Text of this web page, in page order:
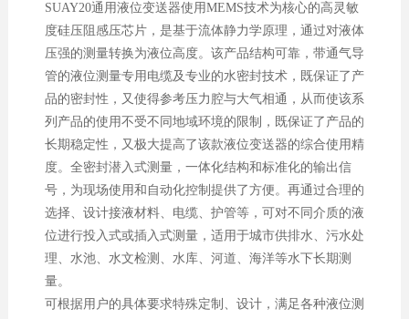
SUAY20通用液位变送器使用MEMS技术为核心的高灵敏
度硅压阻感压芯片，是基于流体静力学原理，通过对液体
压强的测量转换为液位高度。该产品结构可靠，带通气导
管的液位测量专用电缆及专业的水密封技术，既保证了产
品的密封性，又使得参考压力腔与大气相通，从而使该系
列产品的使用不受不同地域环境的限制，既保证了产品的
长期稳定性，又极大提高了该款液位变送器的综合使用精
度。全密封潜入式测量，一体化结构和标准化的输出信
号，为现场使用和自动化控制提供了方便。再通过合理的
选择、设计接液材料、电缆、护管等，可对不同介质的液
位进行投入式或插入式测量，适用于城市供排水、污水处
理、水池、水文检测、水库、河道、海洋等水下长期测
量。
可根据用户的具体要求特殊定制、设计，满足各种液位测